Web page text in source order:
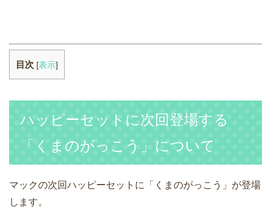
目次 [表示]
ハッピーセットに次回登場する
「くまのがっこう」について
マックの次回ハッピーセットに「くまのがっこう」が登場
します。